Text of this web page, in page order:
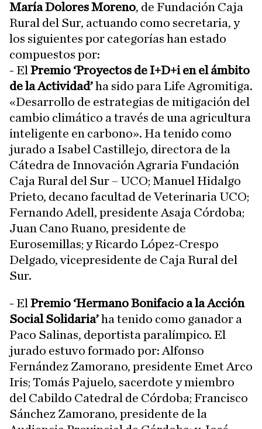
María Dolores Moreno, de Fundación Caja
Rural del Sur, actuando como secretaria, y
los siguientes por categorías han estado
compuestos por:
- El Premio ‘Proyectos de I+D+i en el ámbito
de la Actividad’ha sido para Life Agromitiga.
«Desarrollo de estrategias de mitigación del
cambio climático a través de una agricultura
inteligente en carbono». Ha tenido como
jurado a Isabel Castillejo, directora de la
Cátedra de Innovación Agraria Fundación
Caja Rural del Sur – UCO; Manuel Hidalgo
Prieto, decano facultad de Veterinaria UCO;
Fernando Adell, presidente Asaja Córdoba;
Juan Cano Ruano, presidente de
Eurosemillas; y Ricardo López-Crespo
Delgado, vicepresidente de Caja Rural del
Sur.
- El Premio ‘Hermano Bonifacio a la Acción
Social Solidaria’ha tenido como ganador a
Paco Salinas, deportista paralímpico. El
jurado estuvo formado por: Alfonso
Fernández Zamorano, presidente Emet Arco
Iris; Tomás Pajuelo, sacerdote y miembro
del Cabildo Catedral de Córdoba; Francisco
Sánchez Zamorano, presidente de la